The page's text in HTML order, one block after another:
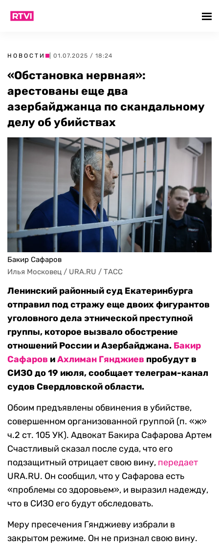
НОВОСТИ | 01.07.2025 / 18:24
«Обстановка нервная»:
арестованы еще два
азербайджанца по скандальному
делу об убийствах
Бакир Сафаров
Илья Московец / URA.RU / ТАСС
Ленинский районный суд Екатеринбурга
отправил под стражу еще двоих фигурантов
уголовного дела этнической преступной
группы, которое вызвало обострение
отношений России и Азербайджана. Бакир
Сафаров иАхлиман Гянджиев пробудут в
СИЗО до 19 июля, сообщает телеграм-канал
судов Свердловской области.
Обоим предъявлены обвинения в убийстве,
совершенном организованной группой (п. «ж»
ч.2 ст. 105 УК). Адвокат Бакира Сафарова Артем
Счастливый сказал после суда, что его
подзащитный отрицает свою вину, передает
URA.RU. Он сообщил, что у Сафарова есть
«проблемы со здоровьем», и выразил надежду,
что в СИЗО его будут обследовать.
Меру пресечения Гянджиеву избрали в
закрытом режиме. Он не признал свою вину.